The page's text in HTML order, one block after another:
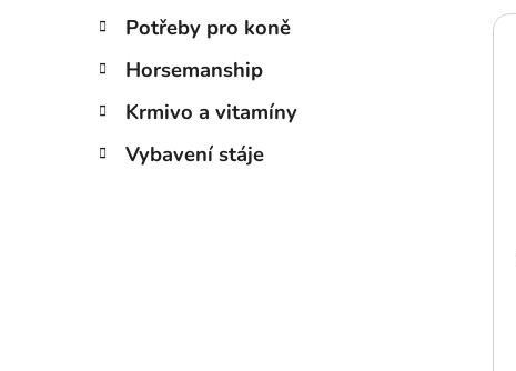
Potřeby pro koně
Horsemanship
Krmivo a vitamíny
Vybavení stáje